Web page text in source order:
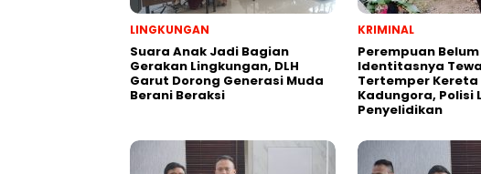
LINGKUNGAN
Suara Anak Jadi Bagian
Gerakan Lingkungan, DLH
Garut Dorong Generasi Muda
Berani Beraksi
KRIMINAL
Perempuan
Identitasnya
Tertemper Kereta
Kadungora, Polisi
Penyelidikan